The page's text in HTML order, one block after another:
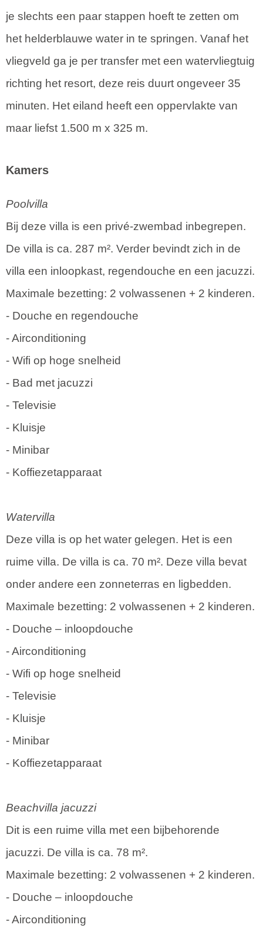
je slechts een paar stappen hoeft te zetten om
het helderblauwe water in te springen. Vanaf het
vliegveld ga je per transfer met een watervliegtuig
richting het resort, deze reis duurt ongeveer 35
minuten. Het eiland heeft een oppervlakte van
maar liefst 1.500 m x 325 m.
Kamers
Poolvilla
Bij deze villa is een privé-zwembad inbegrepen.
De villa is ca. 287 m². Verder bevindt zich in de
villa een inloopkast, regendouche en een jacuzzi.
Maximale bezetting: 2 volwassenen + 2 kinderen.
- Douche en regendouche
- Airconditioning
- Wifi op hoge snelheid
- Bad met jacuzzi
- Televisie
- Kluisje
- Minibar
- Koffiezetapparaat
Watervilla
Deze villa is op het water gelegen. Het is een
ruime villa. De villa is ca. 70 m². Deze villa bevat
onder andere een zonneterras en ligbedden.
Maximale bezetting: 2 volwassenen + 2 kinderen.
- Douche – inloopdouche
- Airconditioning
- Wifi op hoge snelheid
- Televisie
- Kluisje
- Minibar
- Koffiezetapparaat
Beachvilla jacuzzi
Dit is een ruime villa met een bijbehorende
jacuzzi. De villa is ca. 78 m².
Maximale bezetting: 2 volwassenen + 2 kinderen.
- Douche – inloopdouche
- Airconditioning